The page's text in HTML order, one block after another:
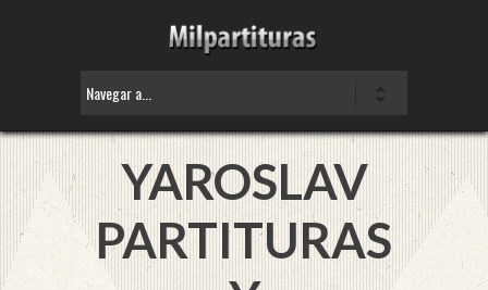
YAROSLAV
PARTITURAS